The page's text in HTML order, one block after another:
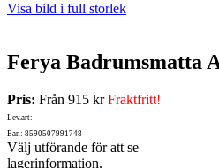
Visa bild i full storlek
Ferya Badrumsmatta
Pris: Från 915 krFraktfritt!
Lev.art:
Ean: 8590507991748
Välj utförande för att se
lagerinformation.